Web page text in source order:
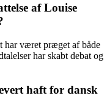
af Louise
har været præget af både
har skabt debat og
haft for dansk